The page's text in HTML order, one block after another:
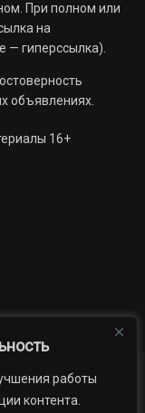
работы
контента.
При полном или
на
— гиперссылка).
объявлениях.
16+